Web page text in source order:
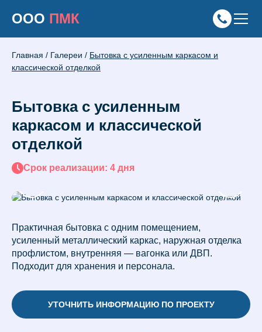
ООО ПМК
Главная / Галереи / Бытовка с усиленным каркасом и
классической отделкой
Бытовка с усиленным
каркасом и классической
отделкой
Срок реализации: 4 дня
Практичная бытовка с одним помещением,
усиленный металлический каркас, наружная отделка
профлистом, внутренняя — вагонка или ДВП.
Подходит для хранения и персонала.
УТОЧНИТЬ ИНФОРМАЦИЮ ПО ПРОЕКТУ